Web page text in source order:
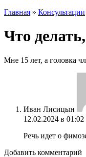
Главная » Консультации
Что
Мне 15 лет, а головка
Иван Лисицын
12.02.2024 в 01:02
Речь идет о
Добавить комментарий